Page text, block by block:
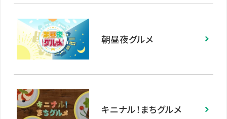
朝昼夜グルメ
キニナル！まちグルメ